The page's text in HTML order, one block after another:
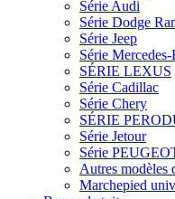
Série Audi
Série Dodge
Série Jeep
Série
SÉRIE LEXUS
Série Cadillac
Série Chery
SÉRIE
Série Jetour
Série
Autres modèles
Marchepied